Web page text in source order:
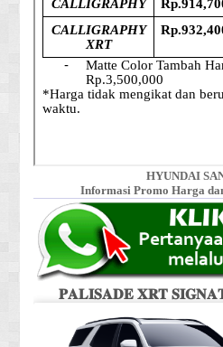
HYUNDAI
Informasi Promo Harga
𝐏𝐀𝐋𝐈𝐒𝐀𝐃𝐄 𝐗𝐑𝐓